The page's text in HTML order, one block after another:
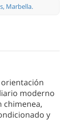
Marbella.
moderno
chimenea,
y